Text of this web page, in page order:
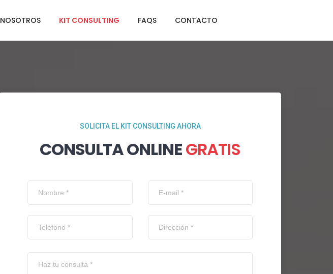
NOSOTROS KIT CONSULTING FAQS CONTACTO
SOLICITA EL KIT CONSULTING AHORA
CONSULTA ONLINEGRATIS